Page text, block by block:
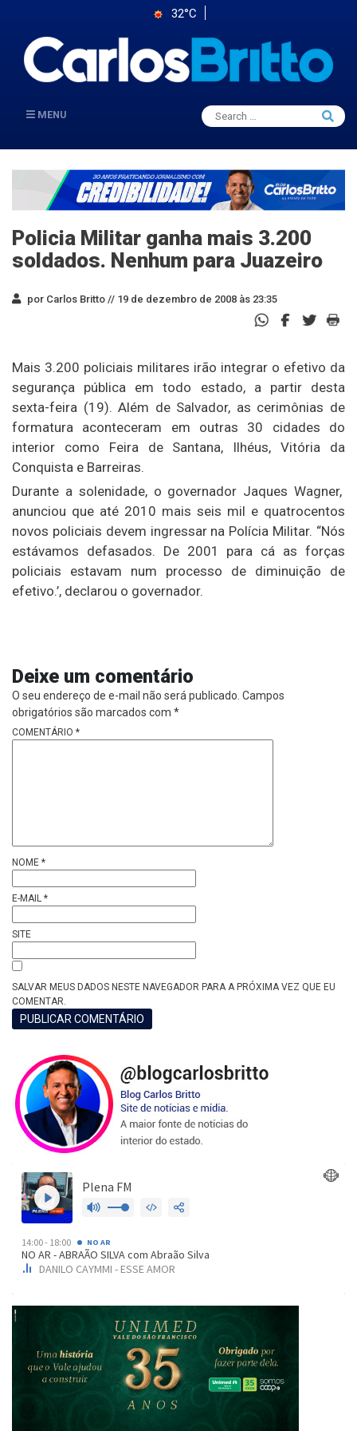
32°C
MENU
Search
for:
Search
Policia Militar ganha mais 3.200
soldados. Nenhum para Juazeiro
por Carlos Britto // 19 de dezembro de 2008 às 23:35
Mais 3.200 policiais militares irão integrar o efetivo da
segurança pública em todo estado, a partir desta
sexta-feira (19). Além de Salvador, as cerimônias de
formatura aconteceram em outras 30 cidades do
interior como Feira de Santana, Ilhéus, Vitória da
Conquista e Barreiras.
Durante a solenidade, o governador Jaques Wagner,
anunciou que até 2010 mais seis mil e quatrocentos
novos policiais devem ingressar na Polícia Militar. “Nós
estávamos defasados. De 2001 para cá as forças
policiais estavam num processo de diminuição de
efetivo.’, declarou o governador.
Deixe um comentário
O seu endereço de e-mail não será publicado. Campos
obrigatórios são marcados com *
COMENTÁRIO *
NOME *
E-MAIL *
SITE
SALVAR MEUS DADOS NESTE NAVEGADOR PARA A PRÓXIMA VEZ QUE EU
COMENTAR.